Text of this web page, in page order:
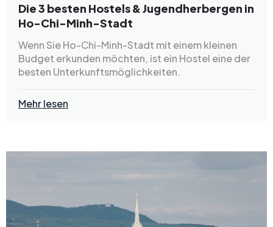
Die 3 besten Hostels & Jugendherbergen in
Ho-Chi-Minh-Stadt
Wenn Sie Ho-Chi-Minh-Stadt mit einem kleinen
Budget erkunden möchten, ist ein Hostel eine der
besten Unterkunftsmöglichkeiten.
Mehr lesen